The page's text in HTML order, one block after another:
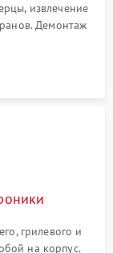
извлечение
Демонтаж
доступа к
грилевого и
на корпус.